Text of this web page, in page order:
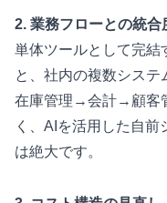
2. 業務フローとの統合
単体ツールとして完結
と、社内の複数システ
在庫管理→会計→顧客
く、AIを活用した自
は絶大です。